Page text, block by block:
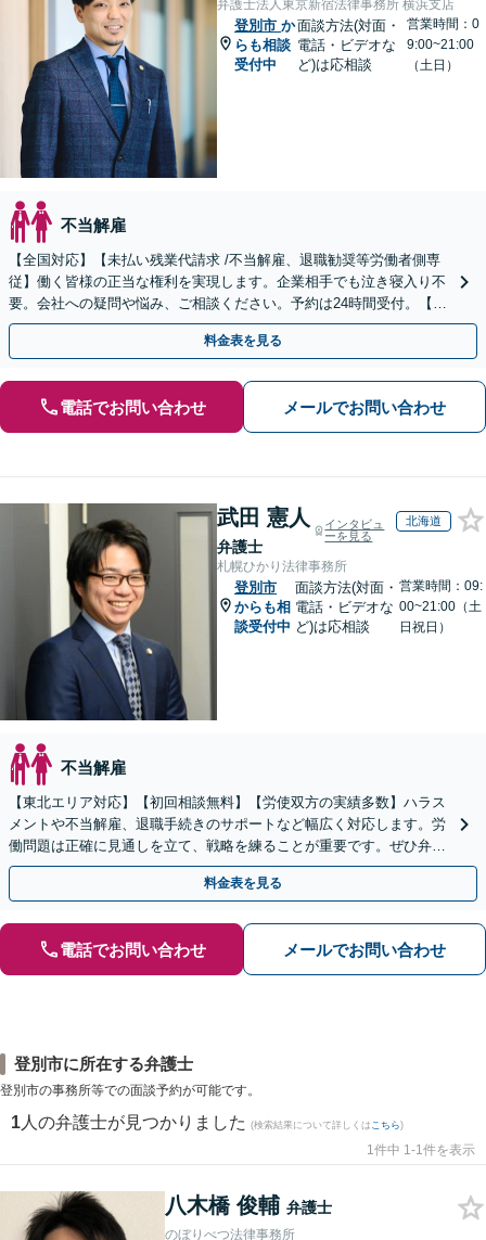
弁護士法人東京新宿法律事務所 横浜支店
登別市 か
らも相談
受付中
面談方法(対面・
電話・ビデオな
ど)は応相談
営業時間：0
9:00~21:00
（土日）
不当解雇
【全国対応】【未払い残業代請求 /不当解雇、退職勧奨等労働者側専
従】働く皆様の正当な権利を実現します。企業相手でも泣き寝入り不
要。会社への疑問や悩み、ご相談ください。予約は24時間受付。【初
回面談無料】【夜間・休日対応可】
料金表を見る
電話でお問い合わせ メールでお問い合わせ
武田 憲人
弁護士
インタビュ
ーを見る
北海道
札幌ひかり法律事務所
登別市
からも相
談受付中
面談方法(対面・
電話・ビデオな
ど)は応相談
営業時間：09:
00~21:00（土
日祝日）
不当解雇
【東北エリア対応】【初回相談無料】【労使双方の実績多数】ハラス
メントや不当解雇、退職手続きのサポートなど幅広く対応します。労
働問題は正確に見通しを立て、戦略を練ることが重要です。ぜひ弁護
士にご相談ください。【電話相談可】【休日・夜間面談可】
料金表を見る
電話でお問い合わせ メールでお問い合わせ
登別市に所在する弁護士
登別市の事務所等での面談予約が可能です。
1 人の弁護士が見つかりました (検索結果について詳しくは こちら)
1件中 1-1件を表示
八木橋 俊輔 弁護士
のぼりべつ法律事務所